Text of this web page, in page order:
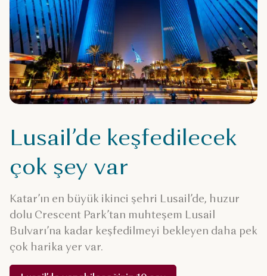
Lusail’de keşfedilecek
çok şey var
Katar’ın en büyük ikinci şehri Lusail’de, huzur
dolu Crescent Park’tan muhteşem Lusail
Bulvarı’na kadar keşfedilmeyi bekleyen daha pek
çok harika yer var.